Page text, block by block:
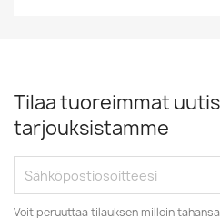
Tilaa tuoreimmat
tarjouksistamme
Voit peruuttaa tilauksen milloin